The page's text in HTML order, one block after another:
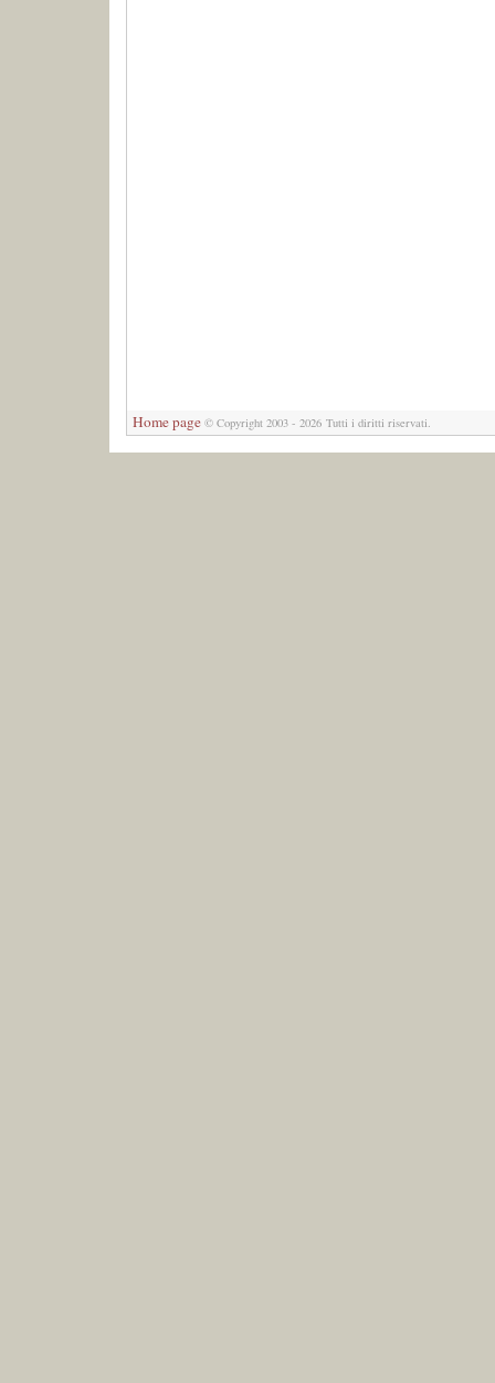
Home page© Copyright 2003 - 2026 Tutti i diritti riservati.